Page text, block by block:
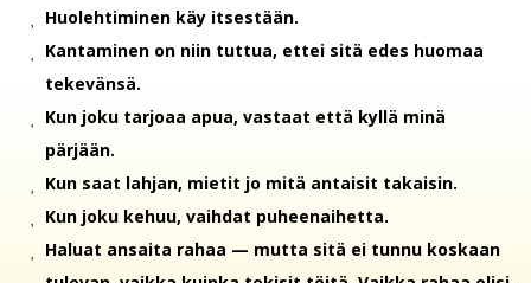
Huolehtiminen käy itsestään.
Kantaminen on niin tuttua, ettei sitä edes huomaa
tekevänsä.
Kun joku tarjoaa apua, vastaat että kyllä minä
pärjään.
Kun saat lahjan, mietit jo mitä antaisit takaisin.
Kun joku kehuu, vaihdat puheenaihetta.
Haluat ansaita rahaa — mutta sitä ei tunnu koskaan